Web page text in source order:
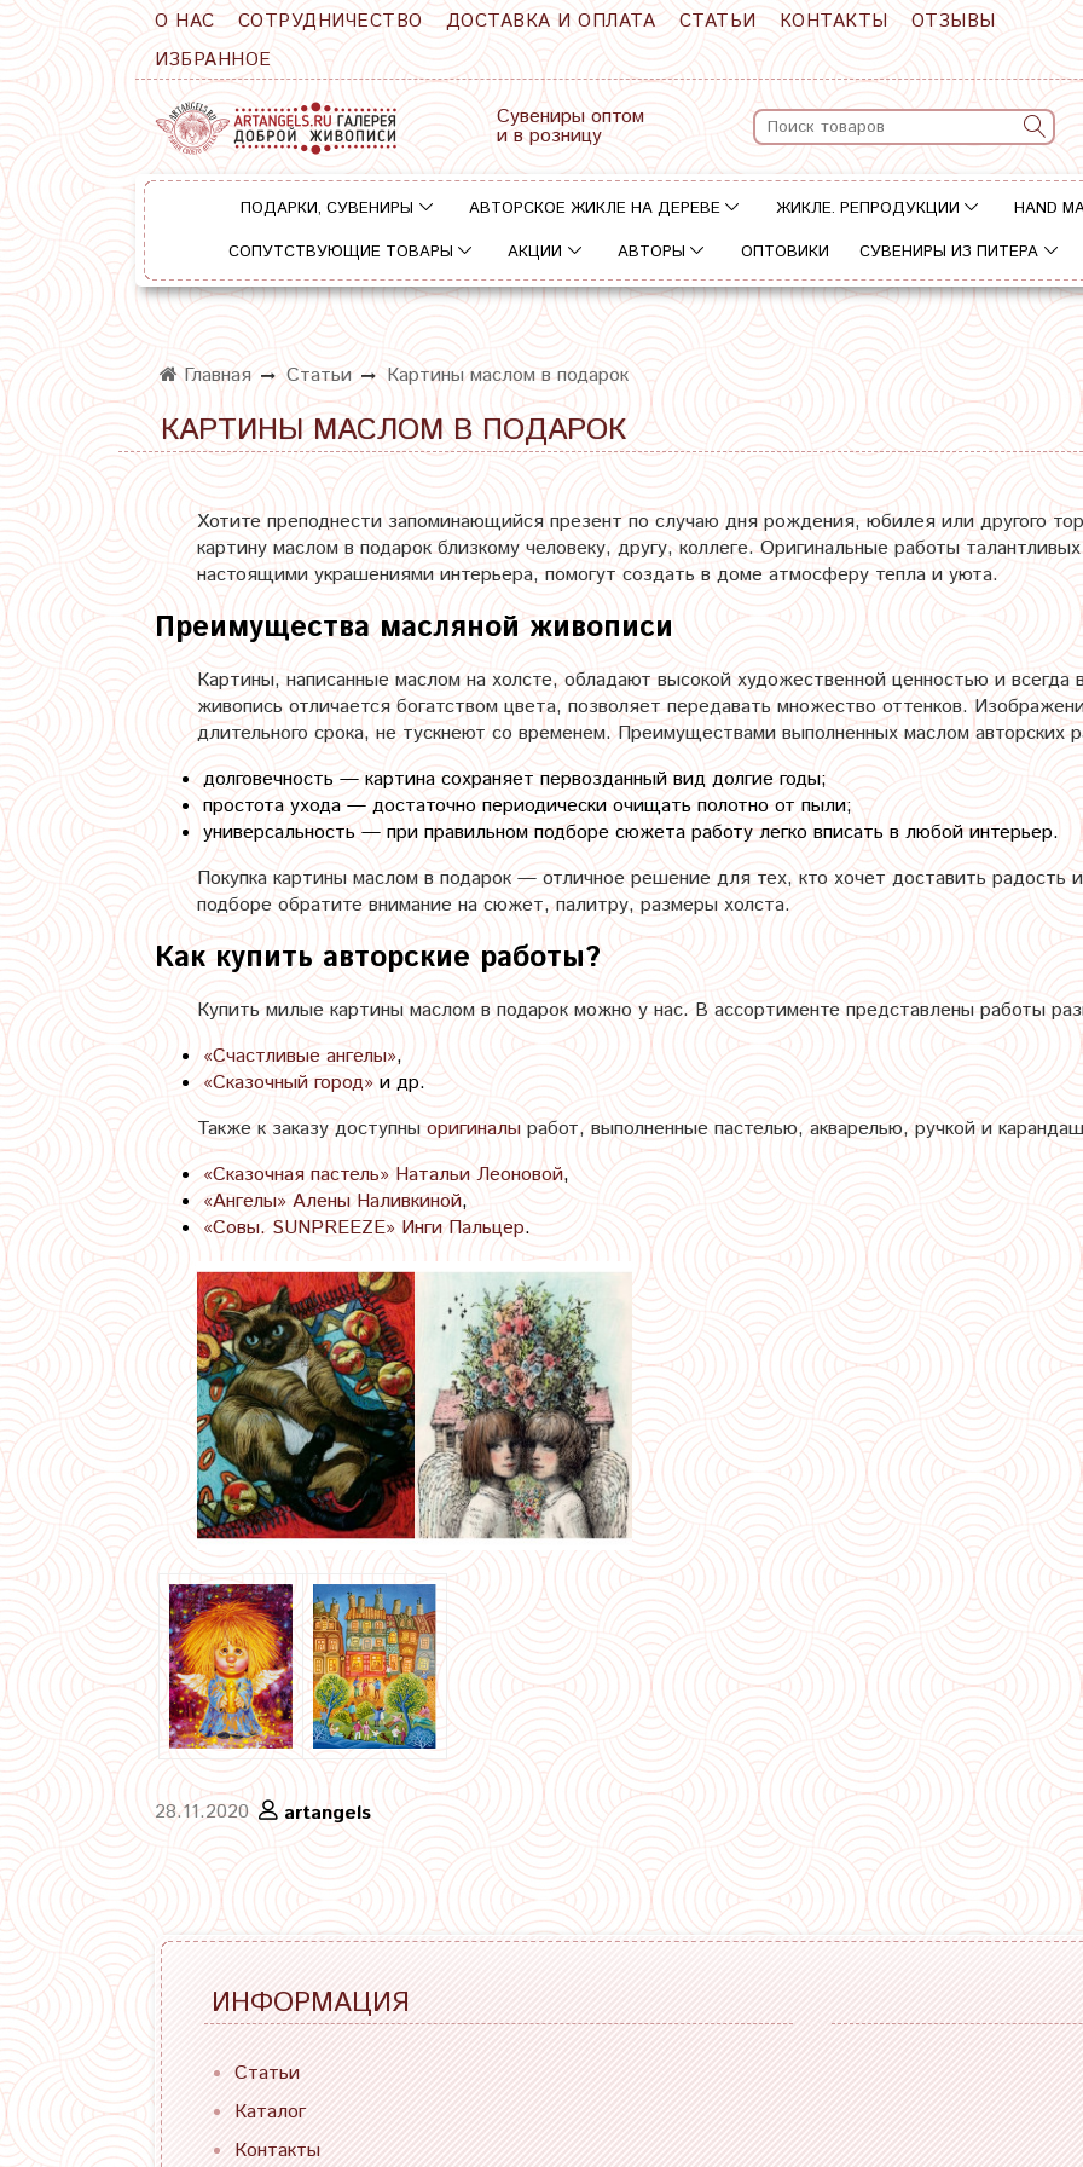
О НАС СОТРУДНИЧЕСТВО ДОСТАВКА И ОПЛАТА СТАТЬИ КОНТАКТЫ
ОТЗЫВЫ
ИЗБРАННОЕ
Сувениры оптом
и в розницу
ПОДАРКИ, СУВЕНИРЫ АВТОРСКОЕ ЖИКЛЕ НА ДЕРЕВЕ ЖИКЛЕ. РЕПРОДУКЦИИ
HAND
СОПУТСТВУЮЩИЕ ТОВАРЫ
АКЦИИ АВТОРЫ ОПТОВИКИ СУВЕНИРЫ ИЗ ПИТЕРА
Главная Статьи Картины маслом в подарок
КАРТИНЫ МАСЛОМ В ПОДАРОК
Хотите преподнести запоминающийся презент по случаю дня рождения, юбилея или другого
картину маслом в подарок близкому человеку, другу, коллеге. Оригинальные работы
настоящими украшениями интерьера, помогут создать в доме атмосферу тепла и уюта.
Преимущества масляной живописи
Картины, написанные маслом на холсте, обладают высокой художественной ценностью и
живопись отличается богатством цвета, позволяет передавать множество оттенков.
длительного срока, не тускнеют со временем. Преимуществами выполненных маслом авторских
долговечность — картина сохраняет первозданный вид долгие годы;
простота ухода — достаточно периодически очищать полотно от пыли;
универсальность — при правильном подборе сюжета работу легко вписать в любой интерьер.
Покупка картины маслом в подарок — отличное решение для тех, кто хочет доставить
подборе обратите внимание на сюжет, палитру, размеры холста.
Как купить авторские работы?
Купить милые картины маслом в подарок можно у нас. В ассортименте представлены работы
«Счастливые ангелы»,
«Сказочный город» и др.
Также к заказу доступныоригиналыработ, выполненные пастелью, акварелью, ручкой и
«Сказочная пастель» Натальи Леоновой,
«Ангелы» Алены Наливкиной,
«Совы. SUNPREEZE» Инги Пальцер.
28.11.2020 artangels
ИНФОРМАЦИЯ
Статьи
Каталог
Контакты